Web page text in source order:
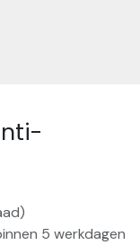
5 werkdagen